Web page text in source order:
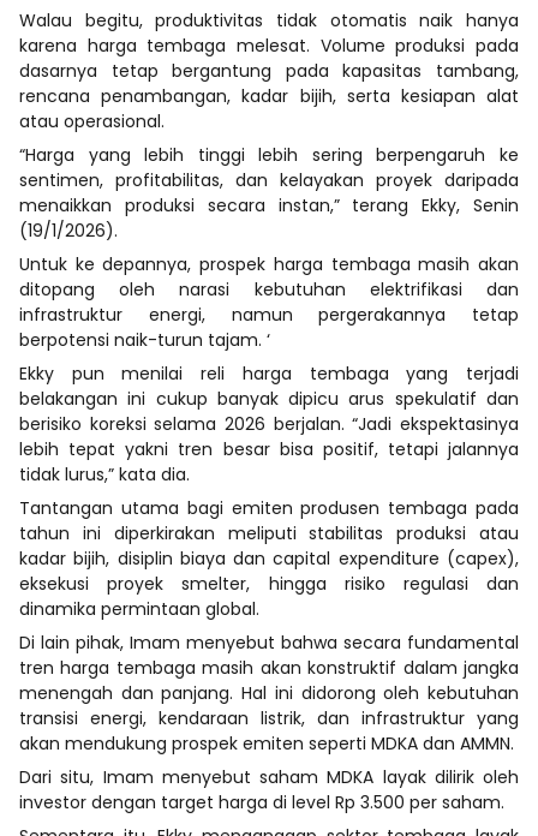
Walau begitu, produktivitas tidak otomatis naik hanya
karena harga tembaga melesat. Volume produksi pada
dasarnya tetap bergantung pada kapasitas tambang,
rencana penambangan, kadar bijih, serta kesiapan alat
atau operasional.
“Harga yang lebih tinggi lebih sering berpengaruh ke
sentimen, profitabilitas, dan kelayakan proyek daripada
menaikkan produksi secara instan,” terang Ekky, Senin
(19/1/2026).
Untuk ke depannya, prospek harga tembaga masih akan
ditopang oleh narasi kebutuhan elektrifikasi dan
infrastruktur energi, namun pergerakannya tetap
berpotensi naik-turun tajam. ‘
Ekky pun menilai reli harga tembaga yang terjadi
belakangan ini cukup banyak dipicu arus spekulatif dan
berisiko koreksi selama 2026 berjalan. “Jadi ekspektasinya
lebih tepat yakni tren besar bisa positif, tetapi jalannya
tidak lurus,” kata dia.
Tantangan utama bagi emiten produsen tembaga pada
tahun ini diperkirakan meliputi stabilitas produksi atau
kadar bijih, disiplin biaya dan capital expenditure (capex),
eksekusi proyek smelter, hingga risiko regulasi dan
dinamika permintaan global.
Di lain pihak, Imam menyebut bahwa secara fundamental
tren harga tembaga masih akan konstruktif dalam jangka
menengah dan panjang. Hal ini didorong oleh kebutuhan
transisi energi, kendaraan listrik, dan infrastruktur yang
akan mendukung prospek emiten seperti MDKA dan AMMN.
Dari situ, Imam menyebut saham MDKA layak dilirik oleh
investor dengan target harga di level Rp 3.500 per saham.